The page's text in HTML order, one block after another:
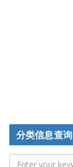
分类信息查询